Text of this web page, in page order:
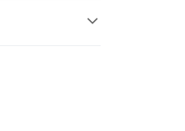
頁面所載為準。
式。 讓您購物簡單